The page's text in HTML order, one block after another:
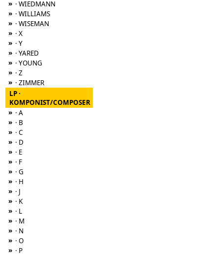
» · WIEDMANN
» · WILLIAMS
» · WISEMAN
» · X
» · Y
» · YARED
» · YOUNG
» · Z
» · ZIMMER
LP ·
KOMPONIST/COMPOSER
» · A
» · B
» · C
» · D
» · E
» · F
» · G
» · H
» · J
» · K
» · L
» · M
» · N
» · O
» · P